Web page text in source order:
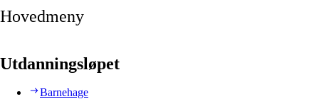
Hovedmeny
Utdanningsløpet
Barnehage